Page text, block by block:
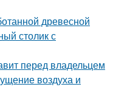
древесной
столик с
перед владельцем
воздуха и